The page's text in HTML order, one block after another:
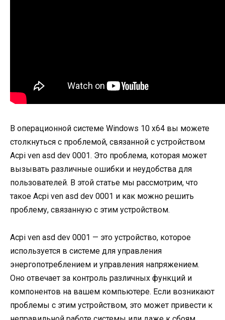
В операционной системе Windows 10 x64 вы можете
столкнуться с проблемой, связанной с устройством
Acpi ven asd dev 0001. Это проблема, которая может
вызывать различные ошибки и неудобства для
пользователей. В этой статье мы рассмотрим, что
такое Acpi ven asd dev 0001 и как можно решить
проблему, связанную с этим устройством.
Acpi ven asd dev 0001 — это устройство, которое
используется в системе для управления
энергопотреблением и управления напряжением.
Оно отвечает за контроль различных функций и
компонентов на вашем компьютере. Если возникают
проблемы с этим устройством, это может привести к